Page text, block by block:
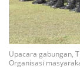
Upacara gabungan,
Organisasi